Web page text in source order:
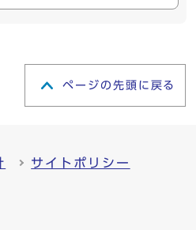
ページの先頭に戻る
サイトポリシー